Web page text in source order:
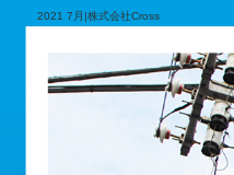
2021 7月|株式会社Cross